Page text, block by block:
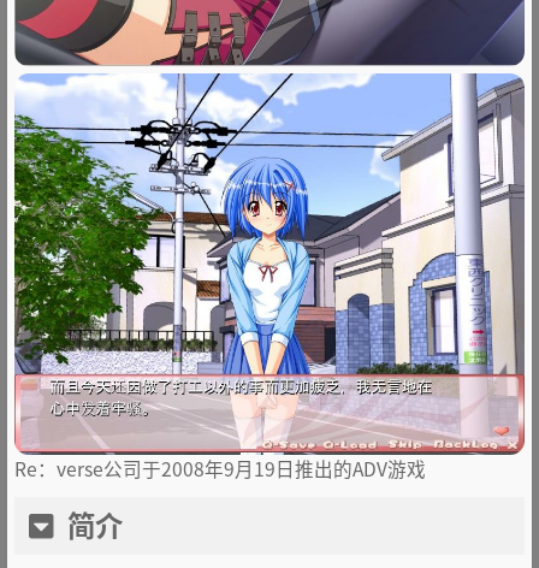
Re：verse公司于2008年9月19日推出的ADV游戏
简介